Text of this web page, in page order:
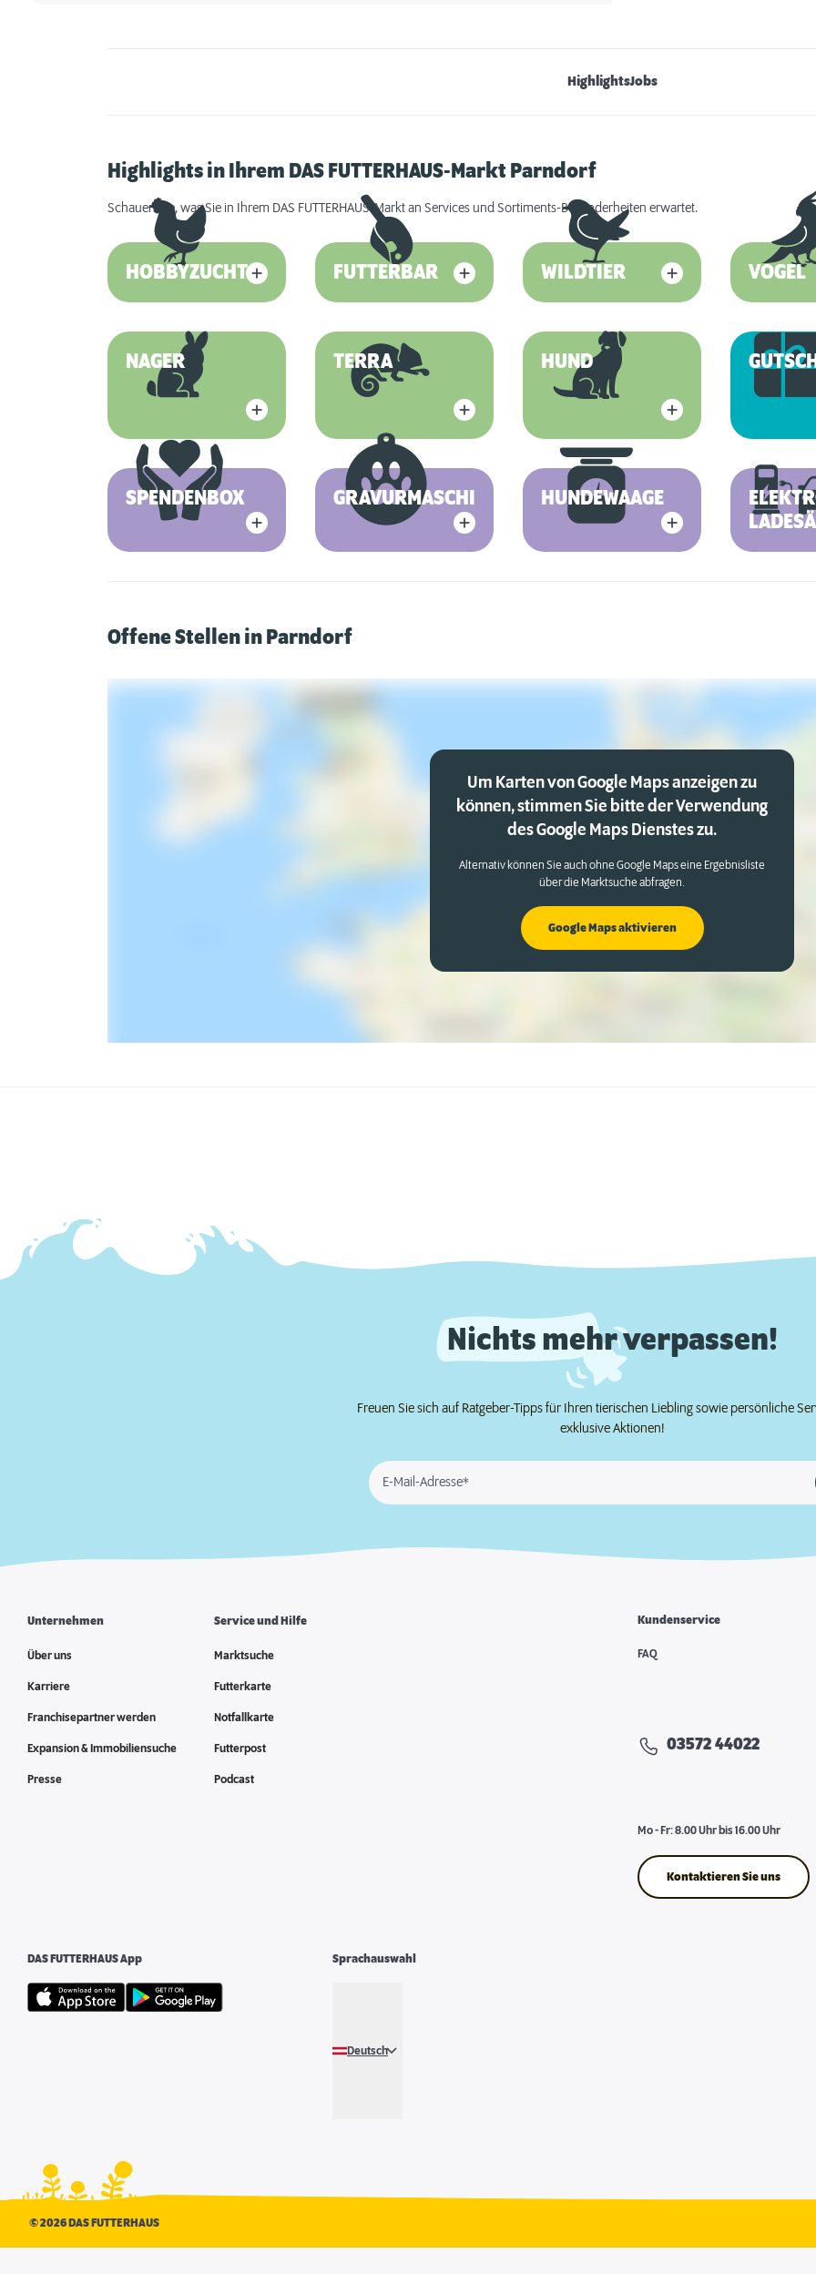
HighlightsJobs
Highlights in Ihrem DAS FUTTERHAUS-Markt Parndorf
Schauen Sie, was Sie in Ihrem DAS FUTTERHAUS-Markt an Services und Sortiments-Besonderheiten erwartet.
HOBBYZUCHT FUTTERBAR WILDTIER VOGEL
NAGER TERRA HUND
SPENDENBOX GRAVURMASCHINE HUNDEWAAGE
Offene Stellen in Parndorf
Um Karten von Google Maps anzeigen zu
können, stimmen Sie bitte der Verwendung
des Google Maps Dienstes zu.
Alternativ können Sie auch ohne Google Maps eine Ergebnisliste
über die Marktsuche abfragen.
Google Maps aktivieren
Nichts mehr verpassen!
Freuen Sie sich auf Ratgeber-Tipps für Ihren tierischen Liebling sowie persönliche
exklusive Aktionen!
E-Mail-Adresse*
Unternehmen
Über uns
Karriere
Franchisepartner werden
Expansion & Immobiliensuche
Presse
Service und Hilfe
Marktsuche
Futterkarte
Notfallkarte
Futterpost
Podcast
Kundenservice
FAQ
03572 44022
Mo - Fr: 8.00 Uhr bis 16.00 Uhr
Kontaktieren Sie uns
DAS FUTTERHAUS App Sprachauswahl
Deutsch
©2026 DAS FUTTERHAUS